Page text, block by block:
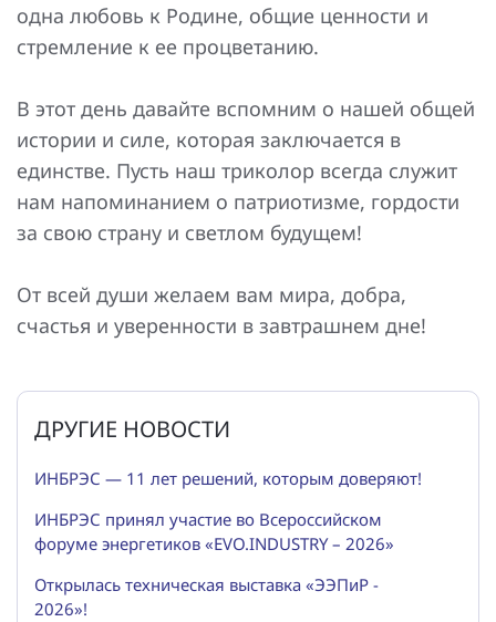
одна любовь к Родине, общие ценности и
стремление к ее процветанию.
В этот день давайте вспомним о нашей общей
истории и силе, которая заключается в
единстве. Пусть наш триколор всегда служит
нам напоминанием о патриотизме, гордости
за свою страну и светлом будущем!
От всей души желаем вам мира, добра,
счастья и уверенности в завтрашнем дне!
ДРУГИЕ НОВОСТИ
ИНБРЭС — 11 лет решений, которым доверяют!
ИНБРЭС принял участие во Всероссийском
форуме энергетиков «EVO.INDUSTRY – 2026»
Открылась техническая выставка «ЭЭПиР -
2026»!